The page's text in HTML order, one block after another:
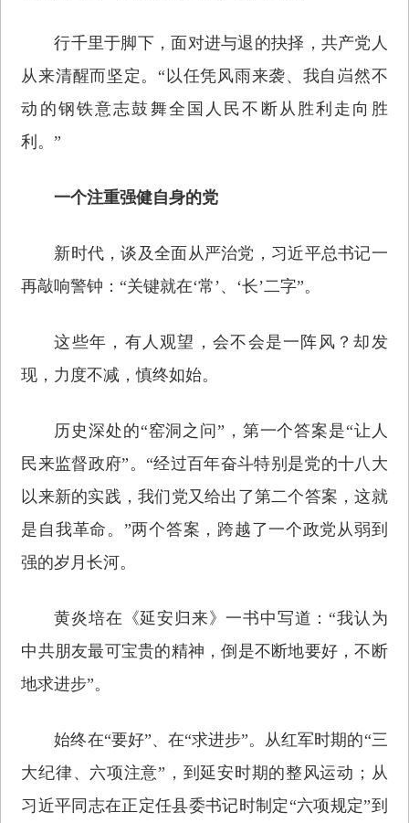
行千里于脚下，面对进与退的抉择，共产党人
从来清醒而坚定。“以任凭风雨来袭、我自岿然不
动的钢铁意志鼓舞全国人民不断从胜利走向胜
利。”
一个注重强健自身的党
新时代，谈及全面从严治党，习近平总书记一
再敲响警钟：“关键就在‘常’、‘长’二字”。
这些年，有人观望，会不会是一阵风？却发
现，力度不减，慎终如始。
历史深处的“窑洞之问”，第一个答案是“让人
民来监督政府”。“经过百年奋斗特别是党的十八大
以来新的实践，我们党又给出了第二个答案，这就
是自我革命。”两个答案，跨越了一个政党从弱到
强的岁月长河。
黄炎培在《延安归来》一书中写道：“我认为
中共朋友最可宝贵的精神，倒是不断地要好，不断
地求进步”。
始终在“要好”、在“求进步”。从红军时期的“三
大纪律、六项注意”，到延安时期的整风运动；从
习近平同志在正定任县委书记时制定“六项规定”到